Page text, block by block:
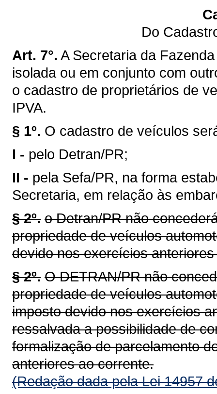
Do
Art. 7°. A Secretaria da
isolada ou em conjunto com
o cadastro de proprietários de
IPVA.
§ 1º. O cadastro de veículos
I - pelo Detran/PR;
II - pela Sefa/PR, na forma
Secretaria, em relação às
§ 2º. o Detran/PR não
propriedade de veículos
devido nos exercícios
§ 2º. O DETRAN/PR não
propriedade de veículos
imposto devido nos exercícios
ressalvada a possibilidade de
formalização de parcelamento
anteriores ao corrente.
(Redação dada pela Lei 14957